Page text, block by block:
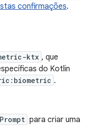
confirmações.
ktx , que
do Kotlin
.
para criar uma